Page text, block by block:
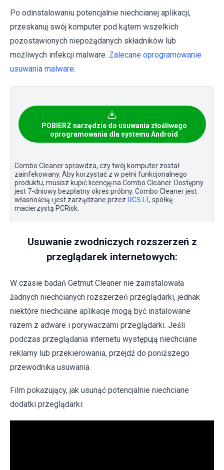
Po odinstalowaniu potencjalnie niechcianej aplikacji,
przeskanuj swój komputer pod kątem wszelkich
pozostawionych niepożądanych składników lub
możliwych infekcji malware. Zalecane oprogramowanie
usuwania malware.
POBIERZ narzędzie do usuwania złośliwego
oprogramowania dla systemu Android
Combo Cleaner sprawdza, czy twój komputer został
zainfekowany. Aby korzystać z w pełni funkcjonalnego
produktu, musisz kupić licencję na Combo Cleaner. Dostępny
jest 7-dniowy bezpłatny okres próbny. Combo Cleaner jest
własnością i jest zarządzane przez RCS LT, spółkę
macierzystą PCRisk.
Usuwanie zwodniczych rozszerzeń z
przeglądarek internetowych:
W czasie badań Getmut Cleaner nie zainstalowała
żadnych niechcianych rozszerzeń przeglądarki, jednak
niektóre niechciane aplikacje mogą być instalowane
razem z adware i porywaczami przeglądarki. Jeśli
podczas przeglądania internetu występują niechciane
reklamy lub przekierowania, przejdź do poniższego
przewodnika usuwania.
Film pokazujący, jak usunąć potencjalnie niechciane
dodatki przeglądarki: